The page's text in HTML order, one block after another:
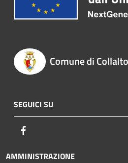
Comune di
SEGUICI SU
AMMINISTRAZIONE